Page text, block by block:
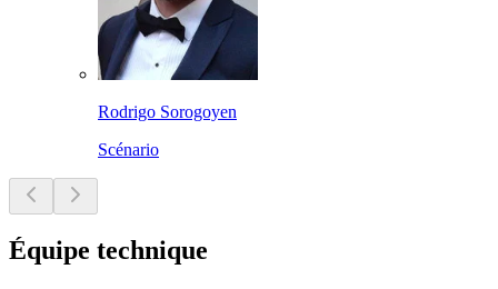
Rodrigo Sorogoyen
Scénario
Équipe technique